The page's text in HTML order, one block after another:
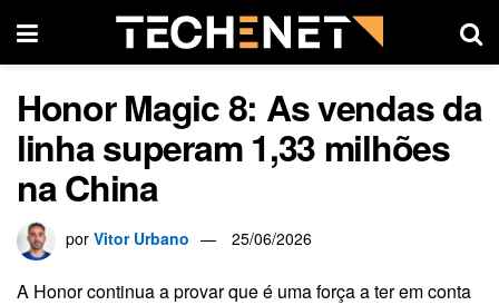
Honor Magic 8: As vendas da
linha superam 1,33 milhões
na China
por Vitor Urbano 25/06/2026
A Honor continua a provar que é uma força a ter em conta